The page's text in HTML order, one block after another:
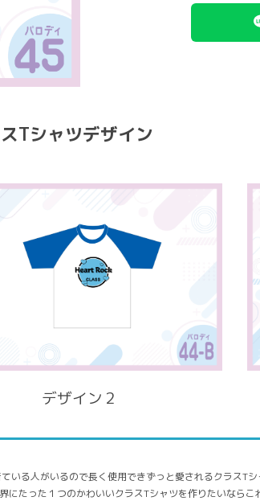
Tシャツデザイン
デザイン２
いる人がいるので長く使用できずっと愛されるクラスT
たった１つのかわいいクラスTシャツを作りたいならこ